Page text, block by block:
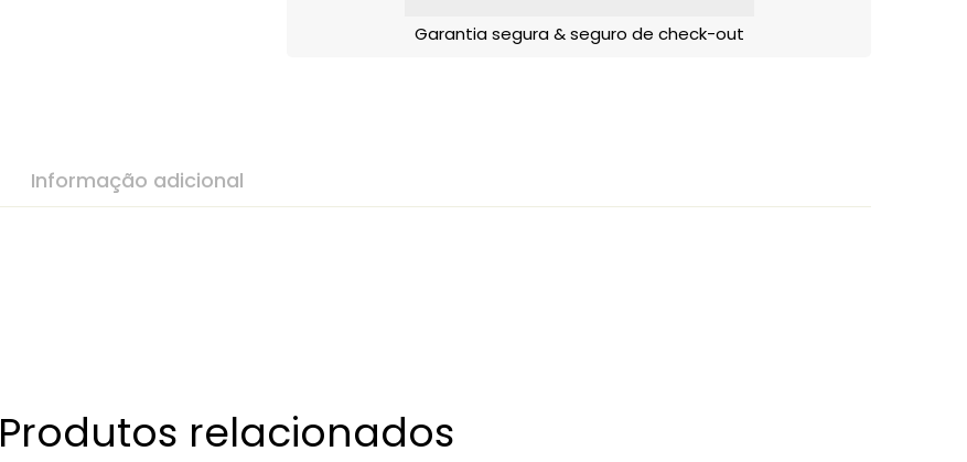
Garantia segura & seguro de check-out
Informação adicional
Produtos relacionados